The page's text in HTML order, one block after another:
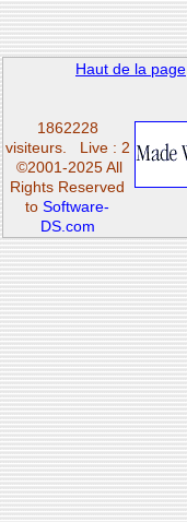
Haut de la page
1862228
visiteurs.
Live : 2
©2001-2025 All
Rights Reserved
to Software-
DS.com